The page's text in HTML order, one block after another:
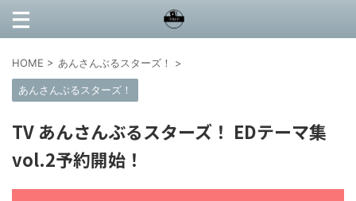
HOME > あんさんぶるスターズ！ >
あんさんぶるスターズ！
TV あんさんぶるスターズ！ EDテーマ集
vol.2予約開始！